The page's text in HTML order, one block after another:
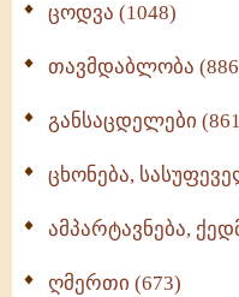
ცოდვა (1048)
თავმდაბლობა
განსაცდელები
ცხონება,
ამპარტავნება,
ღმერთი (673)